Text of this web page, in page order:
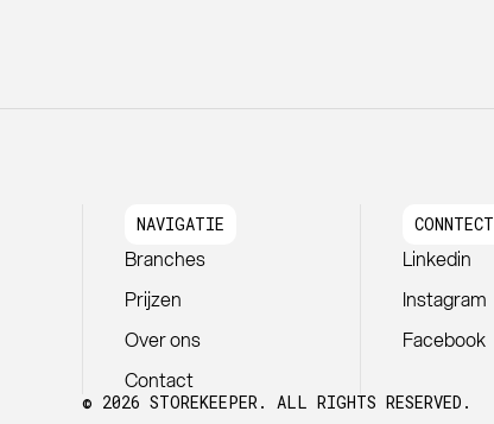
NAVIGATIE
Branches
Prijzen
Over ons
Contact
CONNTECT
Linkedin
Instagram
Facebook
© 2026 STOREKEEPER. ALL RIGHTS RESERVED.